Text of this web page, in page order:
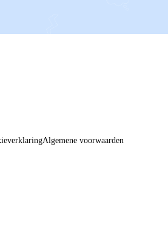
Algemene voorwaarden